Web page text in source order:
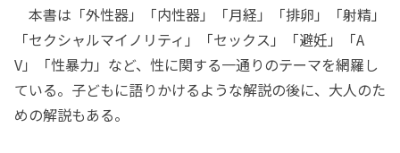
本書は「外性器」「内性器」「月経」「排卵」「射精」
「セクシャルマイノリティ」「セックス」「避妊」「A
V」「性暴力」など、性に関する一通りのテーマを網羅し
ている。子どもに語りかけるような解説の後に、大人のた
めの解説もある。